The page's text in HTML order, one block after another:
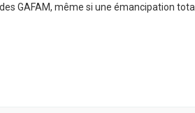
GAFAM, même si une émancipation